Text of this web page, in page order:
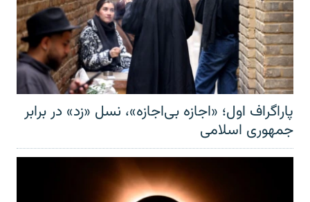
پاراگراف اول؛ «اجازه بی‌اجازه»، نسل «زد» در برابر
جمهوری اسلامی